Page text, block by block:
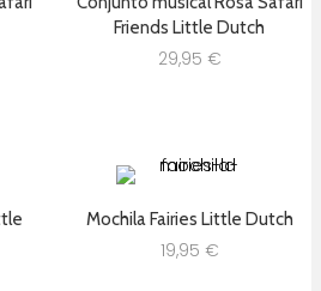
Friends Little Dutch
29,95 €
Mochila Fairies Little Dutch
19,95 €